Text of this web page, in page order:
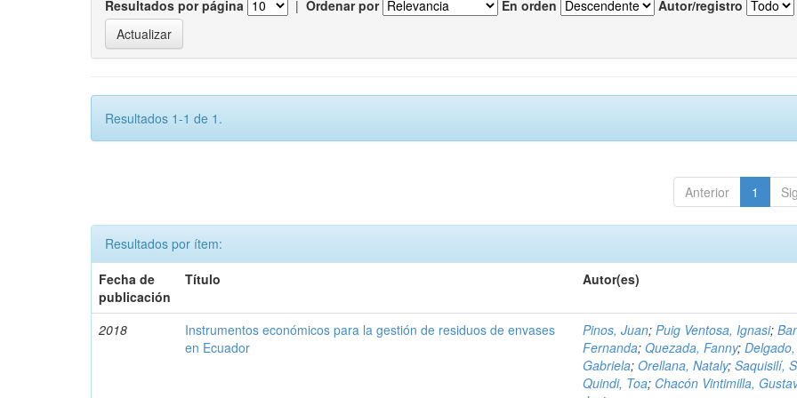
Resultados por página | Ordenar por En orden Autor/registro
Resultados 1-1 de 1.
Anterior 1
Resultados por ítem:
Fecha de
publicación
Título Autor(es)
2018
Instrumentos económicos para la gestión de residuos de envases
en Ecuador
Pinos, Juan;Puig Ventosa, Ignasi;
Fernanda;Quezada, Fanny;Delgado,
Gabriela;Orellana, Nataly;Saquisilí,
Quindi, Toa; Chacón Vintimilla,